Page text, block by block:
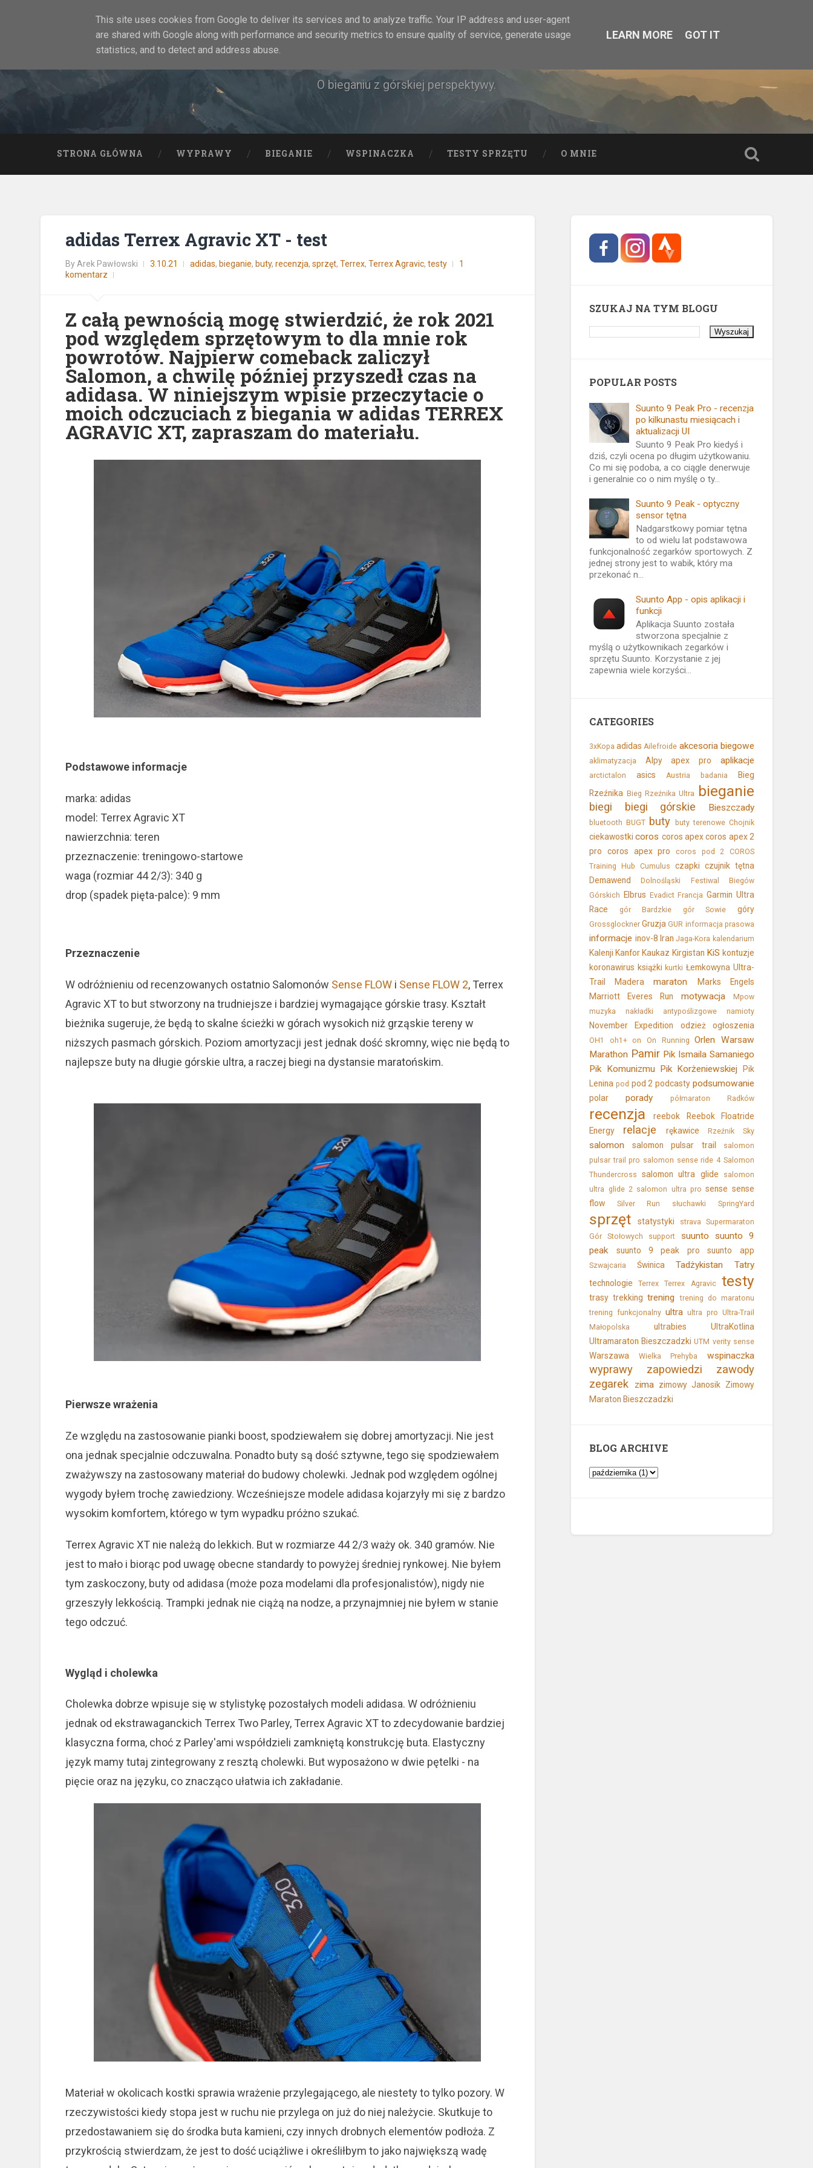
Rock&Run
O bieganiu z górskiej perspektywy.
STRONA GŁÓWNA WYPRAWY BIEGANIE WSPINACZKA TESTY SPRZĘTU O MNIE
adidas Terrex Agravic XT - test
By Arek Pawłowski 3.10.21 adidas, bieganie, buty,recenzja,sprzęt,Terrex,Terrex Agravic,testy
1
komentarz
Z całą pewnością mogę stwierdzić, że rok 2021
pod względem sprzętowym to dla mnie rok
powrotów. Najpierw comeback zaliczył
Salomon, a chwilę później przyszedł czas na
adidasa. W niniejszym wpisie przeczytacie o
moich odczuciach z biegania w adidas TERREX
AGRAVIC XT, zapraszam do materiału.
Podstawowe informacje
marka: adidas
model: Terrex Agravic XT
nawierzchnia: teren
przeznaczenie: treningowo-startowe
waga (rozmiar 44 2/3): 340 g
drop (spadek pięta-palce): 9 mm
Przeznaczenie
W odróżnieniu od recenzowanych ostatnio Salomonów Sense FLOW i Sense FLOW 2, Terrex
Agravic XT to but stworzony na trudniejsze i bardziej wymagające górskie trasy. Kształt
bieżnika sugeruje, że będą to skalne ścieżki w górach wysokich niż grząskie tereny w
niższych pasmach górskich. Poziom amortyzacji jest jednak dość skromny, więc nie będą to
najlepsze buty na długie górskie ultra, a raczej biegi na dystansie maratońskim.
Pierwsze wrażenia
Ze względu na zastosowanie pianki boost, spodziewałem się dobrej amortyzacji. Nie jest
ona jednak specjalnie odczuwalna. Ponadto buty są dość sztywne, tego się spodziewałem
zważywszy na zastosowany materiał do budowy cholewki. Jednak pod względem ogólnej
wygody byłem trochę zawiedziony. Wcześniejsze modele adidasa kojarzyły mi się z bardzo
wysokim komfortem, którego w tym wypadku próżno szukać.
Terrex Agravic XT nie należą do lekkich. But w rozmiarze 44 2/3 waży ok. 340 gramów. Nie
jest to mało i biorąc pod uwagę obecne standardy to powyżej średniej rynkowej. Nie byłem
tym zaskoczony, buty od adidasa (może poza modelami dla profesjonalistów), nigdy nie
grzeszyły lekkością. Trampki jednak nie ciążą na nodze, a przynajmniej nie byłem w stanie
tego odczuć.
Wygląd i cholewka
Cholewka dobrze wpisuje się w stylistykę pozostałych modeli adidasa. W odróżnieniu
jednak od ekstrawaganckich Terrex Two Parley, Terrex Agravic XT to zdecydowanie bardziej
klasyczna forma, choć z Parley'ami współdzieli zamkniętą konstrukcję buta. Elastyczny
język mamy tutaj zintegrowany z resztą cholewki. But wyposażono w dwie pętelki - na
pięcie oraz na języku, co znacząco ułatwia ich zakładanie.
Materiał w okolicach kostki sprawia wrażenie przylegającego, ale niestety to tylko pozory. W
rzeczywistości kiedy stopa jest w ruchu nie przylega on już do niej należycie. Skutkuje to
przedostawaniem się do środka buta kamieni, czy innych drobnych elementów podłoża. Z
przykrością stwierdzam, że jest to dość uciążliwe i określiłbym to jako największą wadę
SZUKAJ NA TYM BLOGU
POPULAR POSTS
Suunto 9 Peak Pro - recenzja
po kilkunastu miesiącach i
aktualizacji UI
Suunto 9 Peak Pro kiedyś i
dziś, czyli ocena po długim użytkowaniu.
Co mi się podoba, a co ciągle denerwuje
i generalnie co o nim myślę o ty...
Suunto 9 Peak - optyczny
sensor tętna
Nadgarstkowy pomiar tętna
to od wielu lat podstawowa
funkcjonalność zegarków sportowych. Z
jednej strony jest to wabik, który ma
przekonać n...
Suunto App - opis aplikacji i
funkcji
Aplikacja Suunto została
stworzona specjalnie z
myślą o użytkownikach zegarków i
sprzętu Suunto. Korzystanie z jej
zapewnia wiele korzyści...
CATEGORIES
3xKopa adidas Ailefroide akcesoria biegowe
aklimatyzacja Alpy apex pro aplikacje
arctictalon asics Austria badania
Bieg
Rzeźnika Bieg Rzeźnika Ultra bieganie
biegi biegi górskie Bieszczady
bluetooth BUGT buty buty terenowe Chojnik
ciekawostki coros coros apex coros apex 2
pro
coros apex pro coros pod 2
COROS
Training Hub
Cumulus czapki czujnik tętna
Demawend
Dolnośląski Festiwal Biegów
Górskich
Elbrus Evadict Francja Garmin Ultra
Race
gór Bardzkie gór Sowie góry
Grossglockner Gruzja GUR informacja prasowa
informacje inov-8 Iran Jaga-Kora kalendarium
Kalenji Kanfor Kaukaz Kirgistan KiS kontuzje
koronawirus książki kurtki Łemkowyna Ultra-
Trail
Madera maraton
Marks Engels
Marriott Everes Run
motywacja
Mpow
muzyka
nakładki antypoślizgowe namioty
November Expedition odzież ogłoszenia
OH1 oh1+ on On Running
Orlen Warsaw
Marathon Pamir Pik Ismaila Samaniego
Pik Komunizmu
Pik Korżeniewskiej
Pik
Lenina pod pod 2 podcasty podsumowanie
polar porady półmaraton Radków
recenzja reebok
Reebok Floatride
Energy
relacje rękawice Rzeźnik Sky
salomon salomon pulsar trail
salomon
pulsar trail pro salomon sense ride 4 Salomon
Thundercross
salomon ultra glide
salomon
ultra glide 2 salomon ultra pro sense sense
flow
Silver Run słuchawki SpringYard
sprzęt statystyki strava
Supermaraton
Gór Stołowych
support suunto
suunto 9
peak
suunto 9 peak pro suunto app
Szwajcaria Świnica Tadżykistan Tatry
technologie Terrex Terrex Agravic testy
trasy trekking trening
trening do maratonu
trening funkcjonalny ultra ultra pro Ultra-Trail
Małopolska
ultrabies
UltraKotlina
Ultramaraton Bieszczadzki UTM verity sense
Warszawa Wielka Prehyba wspinaczka
wyprawy zapowiedzi
zawody
zegarek
zima zimowy Janosik Zimowy
Maraton Bieszczadzki
BLOG ARCHIVE
This site uses cookies from Google to deliver its services and to analyze traffic. Your IP address and user-agent
are shared with Google along with performance and security metrics to ensure quality of service, generate usage
statistics, and to detect and address abuse.
LEARN MORE GOT IT